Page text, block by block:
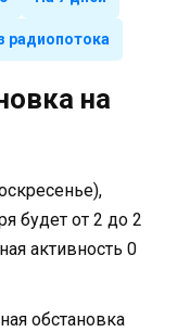
радиопотока
на
будет от 2 до 2
активность 0
обстановка